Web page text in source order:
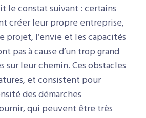
le constat suivant : certains
créer leur propre entreprise,
projet, l’envie et les capacités
pas à cause d’un trop grand
sur leur chemin. Ces obstacles
et consistent pour
des démarches
qui peuvent être très